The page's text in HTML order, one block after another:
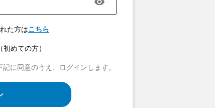
た方はこちら
（初めての方）
記に同意のうえ、ログインします。